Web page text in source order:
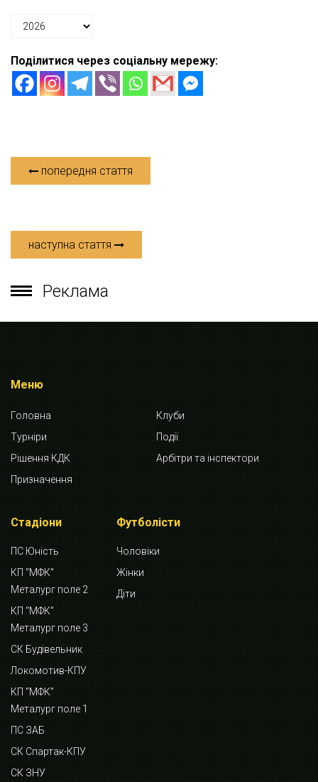
Поділитися через соціальну мережу:
попередня стаття
наступна стаття
Реклама
Меню
Головна
Клуби
Турніри
Події
Рішення КДК
Арбітри та інспектори
Призначення
Стадіони
ПС Юність
КП “МФК”
Металург поле 2
КП “МФК”
Металург поле 3
СК Будівельник
Локомотив-КПУ
КП “МФК”
Металург поле 1
ПС ЗАБ
СК Спартак-КПУ
СК ЗНУ
Футболісти
Чоловіки
Жінки
Діти